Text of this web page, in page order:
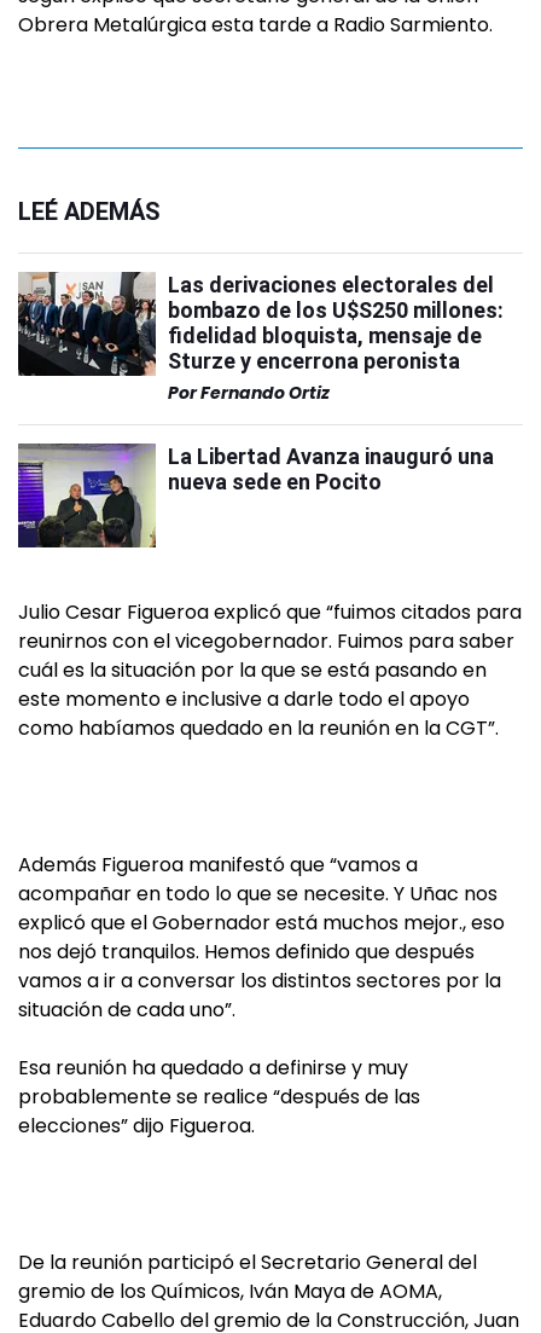
Obrera Metalúrgica esta tarde a Radio Sarmiento.
LEÉ ADEMÁS
Las derivaciones electorales del
bombazo de los U$S250 millones:
fidelidad bloquista, mensaje de
Sturze y encerrona peronista
PorFernando Ortiz
La Libertad Avanza inauguró una
nueva sede en Pocito
Julio Cesar Figueroa explicó que “fuimos citados para
reunirnos con el vicegobernador. Fuimos para saber
cuál es la situación por la que se está pasando en
este momento e inclusive a darle todo el apoyo
como habíamos quedado en la reunión en la CGT”.
Además Figueroa manifestó que “vamos a
acompañar en todo lo que se necesite. Y Uñac nos
explicó que el Gobernador está muchos mejor., eso
nos dejó tranquilos. Hemos definido que después
vamos a ir a conversar los distintos sectores por la
situación de cada uno”.
Esa reunión ha quedado a definirse y muy
probablemente se realice “después de las
elecciones” dijo Figueroa.
De la reunión participó el Secretario General del
gremio de los Químicos, Iván Maya de AOMA,
Eduardo Cabello del gremio de la Construcción, Juan